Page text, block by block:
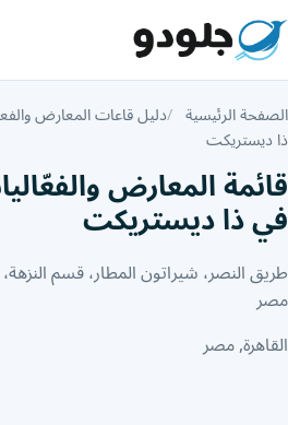
الصفحة الرئيسية دليل قاعات المعارض
ذا ديستريكت
قائمة المعارض
في ذا ديستريكت
مصر
القاهرة, مصر